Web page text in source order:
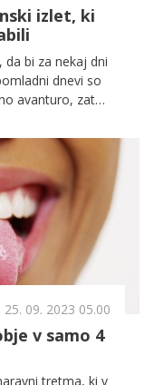
izlet, ki
bi za nekaj dni
dnevi so
avanturo, zato
še seznam
vaših kovčkih.
25. 09. 2023 05.00
v samo 4
tretma, ki v